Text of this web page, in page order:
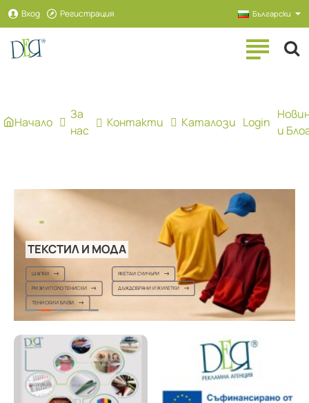
Рекламна
агенция
ДЕЯ
Вход Регистрация Български
Начало
За
нас
Контакти Каталози Login
и